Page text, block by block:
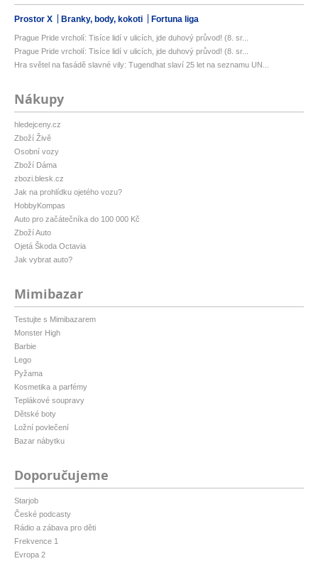
Prostor X Branky, body, kokoti Fortuna liga
Prague Pride vrcholí: Tisíce lidí v ulicích, jde duhový průvod! (8. sr...
Prague Pride vrcholí: Tisíce lidí v ulicích, jde duhový průvod! (8. sr...
Hra světel na fasádě slavné vily: Tugendhat slaví 25 let na seznamu UN...
Nákupy
hledejceny.cz
Zboží Živě
Osobní vozy
Zboží Dáma
zbozi.blesk.cz
Jak na prohlídku ojetého vozu?
HobbyKompas
Auto pro začátečníka do 100 000 Kč
Zboží Auto
Ojetá Škoda Octavia
Jak vybrat auto?
Mimibazar
Testujte s Mimibazarem
Monster High
Barbie
Lego
Pyžama
Kosmetika a parfémy
Teplákové soupravy
Dětské boty
Ložní povlečení
Bazar nábytku
Doporučujeme
Starjob
České podcasty
Rádio a zábava pro děti
Frekvence 1
Evropa 2